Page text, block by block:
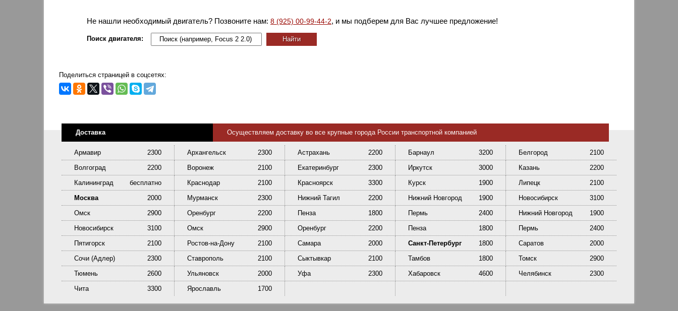
Не нашли необходимый двигатель? Позвоните нам: 8 (925) 00-99-44-2, и мы подберем для Вас лучшее предложение!
Поиск двигателя:
Поделиться страницей в соцсетях:
Доставка Осуществляем доставку во все крупные города России транспортной компанией
Армавир 2300 Архангельск 2300 Астрахань 2200 Барнаул 3200 Белгород
2100
Волгоград
2200 Воронеж 2100 Екатеринбург 2300 Иркутск 3000 Казань
2200
Калининград
бесплатно Краснодар 2100 Красноярск 3300 Курск 1900 Липецк
2100
Москва
2000 Мурманск 2300 Нижний Тагил 2200 Нижний Новгород 1900 Новосибирск
3100
Омск
2900 Оренбург 2200 Пенза 1800 Пермь 2400 Нижний Новгород
1900
Новосибирск
3100 Омск 2900 Оренбург 2200 Пенза 1800 Пермь
2400
Пятигорск
2100 Ростов-на-Дону 2100 Самара 2000 Санкт-Петербург 1800 Саратов
2000
Сочи (Адлер)
2300 Ставрополь 2100 Сыктывкар 2100 Тамбов 1800 Томск
2900
Тюмень
2600 Ульяновск 2000 Уфа 2300 Хабаровск 4600 Челябинск
2300
Чита
3300 Ярославль 1700